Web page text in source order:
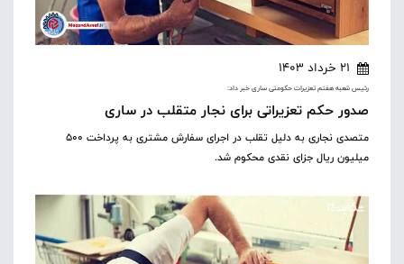
21 خرداد 1403
رئیس شعبه هفتم تعزیرات حکومتی ساری خبر داد:
صدور حکم تعزیراتی برای نجار متقلب در ساری
متصدی نجاری به دلیل تقلب در اجرای سفارش مشتری به پرداخت ۵۰۰
میلیون ریال جزای نقدی محکوم شد.